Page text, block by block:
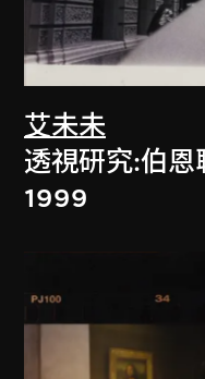
艾未未
透視研究:伯恩
1999